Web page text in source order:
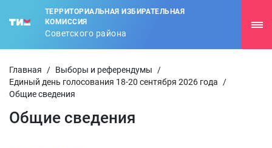
ТЕРРИТОРИАЛЬНАЯ ИЗБИРАТЕЛЬНАЯ
КОМИССИЯ
Советского района
Главная / Выборы и референдумы
/
Единый день голосования 18-20 сентября 2026 года
/
Общие сведения
Общие сведения